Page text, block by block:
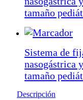
tamaño
Sistema de
nasogástrica
tamaño
Descripción